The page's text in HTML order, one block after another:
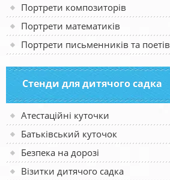
Портрети композиторів
Портрети математиків
Портрети письменників та поетів
Стенди для дитячого садка
Атестаційні куточки
Батьківський куточок
Безпека на дорозі
Візитки дитячого садка